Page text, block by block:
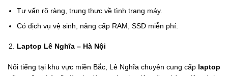
Tư vấn rõ ràng, trung thực về tình trạng máy.
Có dịch vụ vệ sinh, nâng cấp RAM, SSD miễn phí.
Laptop Lê Nghĩa – Hà Nội
Nổi tiếng tại khu vực miền Bắc, Lê Nghĩa chuyên cung cấp laptop